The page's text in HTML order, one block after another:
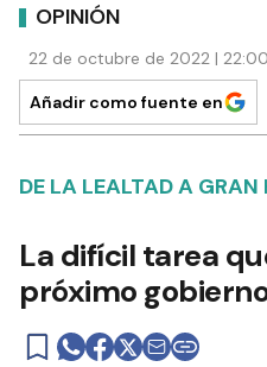
OPINIÓN
22 de octubre de 2022 |
Añadir como fuente en
DE LA LEALTAD A
La difícil tarea
próximo